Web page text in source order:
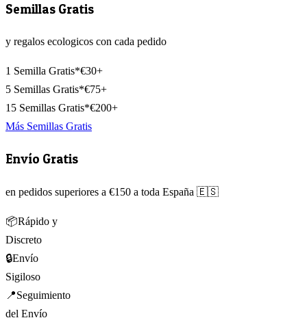
Semillas Gratis
y regalos ecologicos con cada pedido
1 Semilla Gratis*€30+
5 Semillas Gratis*€75+
15 Semillas Gratis*€200+
Más Semillas Gratis
Envío Gratis
en pedidos superiores a €150 a toda España 🇪🇸
📦Rápido y
Discreto
🔒Envío
Sigiloso
📍Seguimiento
del Envío